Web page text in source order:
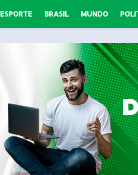
ESPORTE BRASIL MUNDO